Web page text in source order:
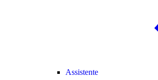
Assistente